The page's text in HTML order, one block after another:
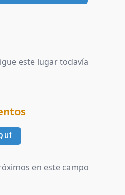
este lugar todavía
en este campo